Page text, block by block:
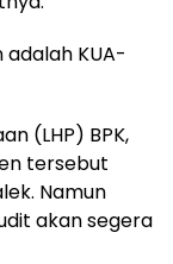
adalah KUA-
(LHP) BPK,
tersebut
Namun
akan segera